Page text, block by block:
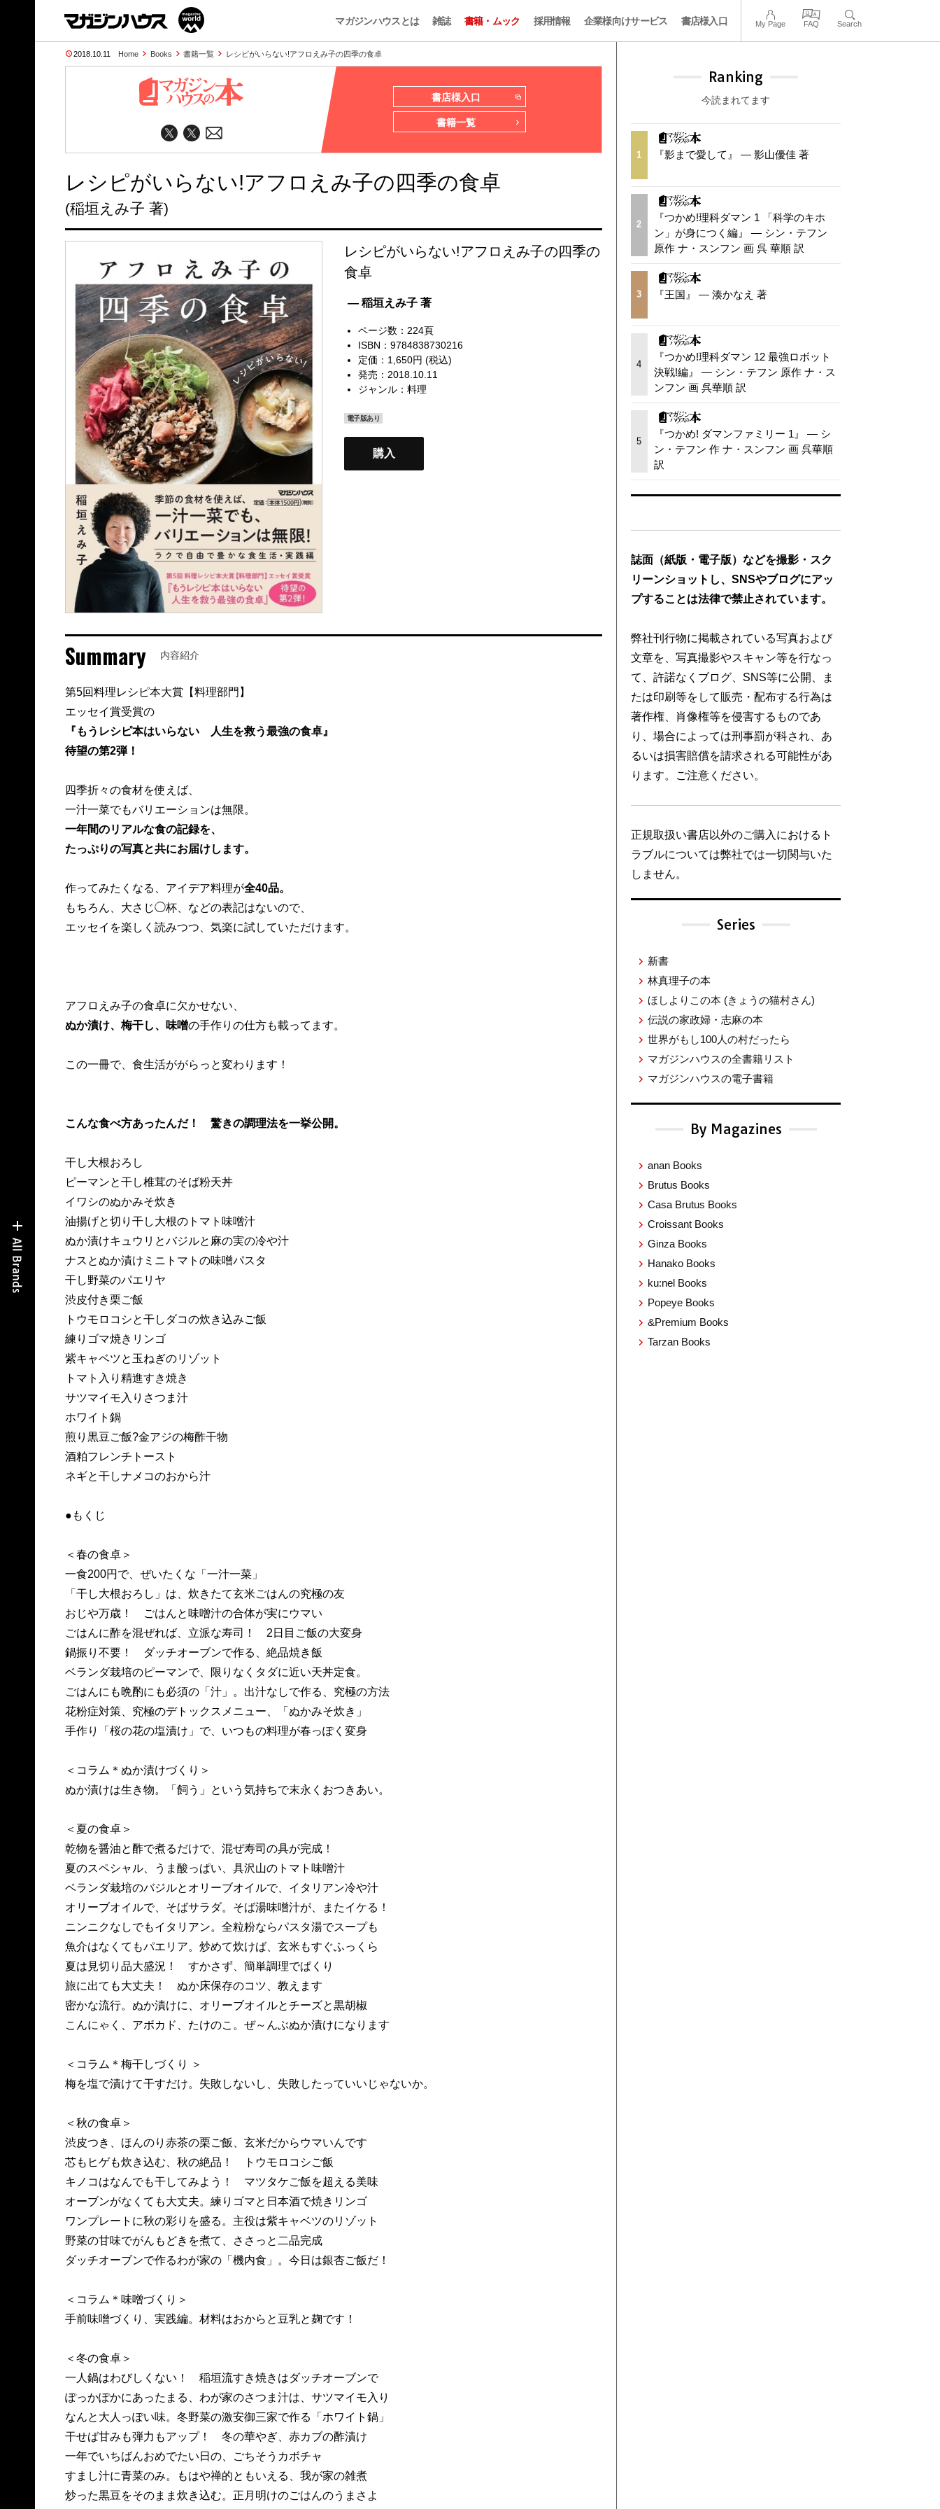
マガジンハウスとは 雑誌 書籍・ムック 採用情報 企業様向けサービス 書店様入口 My Page FAQ Search
2018.10.11 Home Books 書籍一覧 レシピがいらない!アフロえみ子の四季の食卓
書店様入口
書籍一覧
レシピがいらない!アフロえみ子の四季の食卓
(稲垣えみ子 著)
レシピがいらない!アフロえみ子の四季の
食卓
— 稲垣えみ子 著
ページ数：224頁
ISBN：9784838730216
定価：1,650円 (税込)
発売：2018.10.11
ジャンル： 料理
電子版あり
購入
Summary 内容紹介
第5回料理レシピ本大賞【料理部門】
エッセイ賞受賞の
『もうレシピ本はいらない 人生を救う最強の食卓』
待望の第2弾！
四季折々の食材を使えば、
一汁一菜でもバリエーションは無限。
一年間のリアルな食の記録を、
たっぷりの写真と共にお届けします。
作ってみたくなる、アイデア料理が全40品。
もちろん、大さじ◯杯、などの表記はないので、
エッセイを楽しく読みつつ、気楽に試していただけます。
アフロえみ子の食卓に欠かせない、
ぬか漬け、梅干し、味噌の手作りの仕方も載ってます。
この一冊で、食生活ががらっと変わります！
こんな食べ方あったんだ！ 驚きの調理法を一挙公開。
干し大根おろし
ピーマンと干し椎茸のそば粉天丼
イワシのぬかみそ炊き
油揚げと切り干し大根のトマト味噌汁
ぬか漬けキュウリとバジルと麻の実の冷や汁
ナスとぬか漬けミニトマトの味噌パスタ
干し野菜のパエリヤ
渋皮付き栗ご飯
トウモロコシと干しダコの炊き込みご飯
練りゴマ焼きリンゴ
紫キャベツと玉ねぎのリゾット
トマト入り精進すき焼き
サツマイモ入りさつま汁
ホワイト鍋
煎り黒豆ご飯?金アジの梅酢干物
酒粕フレンチトースト
ネギと干しナメコのおから汁
●もくじ
＜春の食卓＞
一食200円で、ぜいたくな「一汁一菜」
「干し大根おろし」は、炊きたて玄米ごはんの究極の友
おじや万歳！ ごはんと味噌汁の合体が実にウマい
ごはんに酢を混ぜれば、立派な寿司！ 2日目ご飯の大変身
鍋振り不要！ ダッチオーブンで作る、絶品焼き飯
ベランダ栽培のピーマンで、限りなくタダに近い天丼定食。
ごはんにも晩酌にも必須の「汁」。出汁なしで作る、究極の方法
花粉症対策、究極のデトックスメニュー、「ぬかみそ炊き」
手作り「桜の花の塩漬け」で、いつもの料理が春っぽく変身
＜コラム＊ぬか漬けづくり＞
ぬか漬けは生き物。「飼う」という気持ちで末永くおつきあい。
＜夏の食卓＞
乾物を醤油と酢で煮るだけで、混ぜ寿司の具が完成！
夏のスペシャル、うま酸っぱい、具沢山のトマト味噌汁
ベランダ栽培のバジルとオリーブオイルで、イタリアン冷や汁
オリーブオイルで、そばサラダ。そば湯味噌汁が、またイケる！
ニンニクなしでもイタリアン。全粒粉ならパスタ湯でスープも
魚介はなくてもパエリア。炒めて炊けば、玄米もすぐふっくら
夏は見切り品大盛況！ すかさず、簡単調理でぱくり
旅に出ても大丈夫！ ぬか床保存のコツ、教えます
密かな流行。ぬか漬けに、オリーブオイルとチーズと黒胡椒
こんにゃく、アボカド、たけのこ。ぜ～んぶぬか漬けになります
＜コラム＊梅干しづくり ＞
梅を塩で漬けて干すだけ。失敗しないし、失敗したっていいじゃないか。
＜秋の食卓＞
渋皮つき、ほんのり赤茶の栗ご飯、玄米だからウマいんです
芯もヒゲも炊き込む、秋の絶品！ トウモロコシご飯
キノコはなんでも干してみよう！ マツタケご飯を超える美味
オーブンがなくても大丈夫。練りゴマと日本酒で焼きリンゴ
ワンプレートに秋の彩りを盛る。主役は紫キャベツのリゾット
野菜の甘味でがんもどきを煮て、ささっと二品完成
ダッチオーブンで作るわが家の「機内食」。今日は銀杏ご飯だ！
＜コラム＊味噌づくり＞
手前味噌づくり、実践編。材料はおからと豆乳と麹です！
＜冬の食卓＞
一人鍋はわびしくない！ 稲垣流すき焼きはダッチオーブンで
ぽっかぽかにあったまる、わが家のさつま汁は、サツマイモ入り
なんと大人っぽい味。冬野菜の激安御三家で作る「ホワイト鍋」
干せば甘みも弾力もアップ！ 冬の華やぎ、赤カブの酢漬け
一年でいちばんおめでたい日の、ごちそうカボチャ
すまし汁に青菜のみ。もはや禅的ともいえる、我が家の雑煮
炒った黒豆をそのまま炊き込む。正月明けのごはんのうまさよ
Ranking
今読まれてます
1 『影まで愛して』 — 影山優佳 著
2
『つかめ!理科ダマン 1 「科学のキホ
ン」が身につく編』 — シン・テフン
原作 ナ・スンフン 画 呉 華順 訳
3 『王国』 — 湊かなえ 著
4
『つかめ!理科ダマン 12 最強ロボット
決戦!編』 — シン・テフン 原作 ナ・ス
ンフン 画 呉華順 訳
5
『つかめ! ダマンファミリー 1』 — シ
ン・テフン 作 ナ・スンフン 画 呉華順
訳
誌面（紙版・電子版）などを撮影・スク
リーンショットし、SNSやブログにアッ
プすることは法律で禁止されています。
弊社刊行物に掲載されている写真および
文章を、写真撮影やスキャン等を行なっ
て、許諾なくブログ、SNS等に公開、ま
たは印刷等をして販売・配布する行為は
著作権、肖像権等を侵害するものであ
り、場合によっては刑事罰が科され、あ
るいは損害賠償を請求される可能性があ
ります。ご注意ください。
正規取扱い書店以外のご購入におけるト
ラブルについては弊社では一切関与いた
しません。
Series
新書
林真理子の本
ほしよりこの本 (きょうの猫村さん)
伝説の家政婦・志麻の本
世界がもし100人の村だったら
マガジンハウスの全書籍リスト
マガジンハウスの電子書籍
By Magazines
anan Books
Brutus Books
Casa Brutus Books
Croissant Books
Ginza Books
Hanako Books
ku:nel Books
Popeye Books
&Premium Books
Tarzan Books